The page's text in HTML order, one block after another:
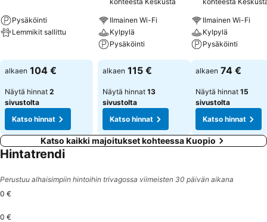
Pysäköinti
Lemmikit sallittu
alkaen 104 €
Näytä hinnat 2
sivustolta
Katso hinnat
Ilmainen Wi-Fi
Kylpylä
Pysäköinti
Katso hinnat
alkaen 115 €
Näytä hinnat 13
sivustolta
Katso hinnat
Ilmainen Wi-Fi
Kylpylä
Pysäköinti
Katso hinnat
alkaen 74 €
Näytä hinnat 15
sivustolta
Katso hinnat
Katso kaikki majoitukset kohteessa Kuopio
Hintatrendi
Perustuu alhaisimpiin hintoihin trivagossa viimeisten 30 päivän aikana
0 €
0 €